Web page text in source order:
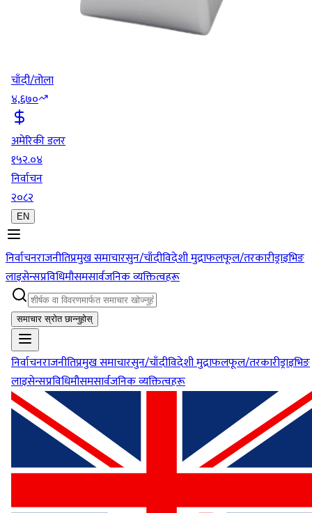
चाँदी/तोला
४,६७०
अमेरिकी डलर
१५२.०४
निर्वाचन
२०८२
EN
निर्वाचनराजनीतिप्रमुख समाचारसुन/चाँदीविदेशी मुद्राफलफूल/तरकारीड्राइभिङ
लाइसेन्सप्रविधिमौसमसार्वजनिक व्यक्तित्वहरू
समाचार स्रोत छान्नुहोस्
निर्वाचनराजनीतिप्रमुख समाचारसुन/चाँदीविदेशी मुद्राफलफूल/तरकारीड्राइभिङ
लाइसेन्सप्रविधिमौसमसार्वजनिक व्यक्तित्वहरू